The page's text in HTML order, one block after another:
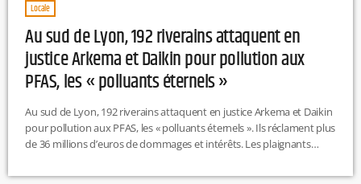
Locale
Au sud de Lyon, 192 riverains attaquent en
justice Arkema et Daikin pour pollution aux
PFAS, les « polluants éternels »
Au sud de Lyon, 192 riverains attaquent en justice Arkema et Daikin
pour pollution aux PFAS, les « polluants éternels ». Ils réclament plus
de 36 millions d’euros de dommages et intérêts. Les plaignants
examinée par le tribunal judiciaire de Lyon. L.T